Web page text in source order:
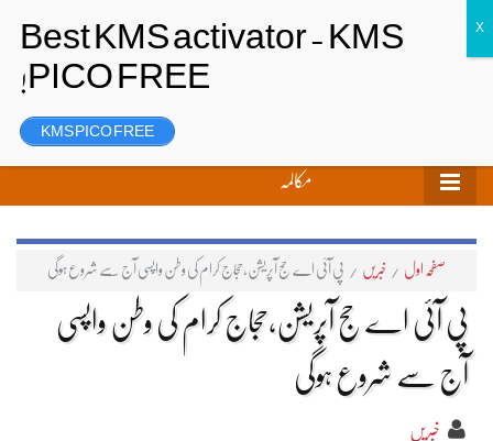
رجسٹر
مکالمہ
صفحہ اول / خبریں / پی آئی اے حج آپریشن،حجاج کرام کی وطن واپسی آج سے شروع ہوگی
پی آئی اے حج آپریشن،حجاج کرام کی وطن واپسی
آج سے شروع ہوگی
خبریں
KMS PICO FREE